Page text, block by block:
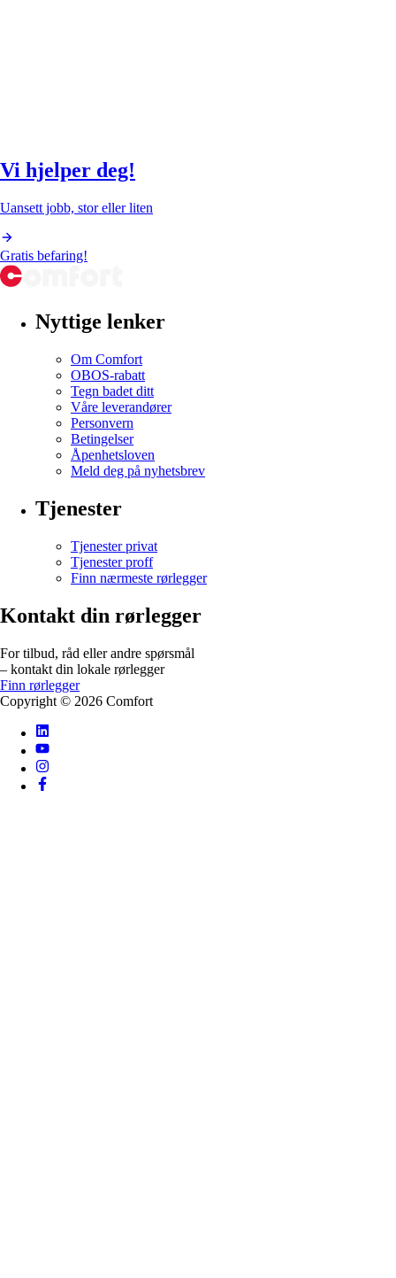
Vi hjelper deg!
Uansett jobb, stor eller liten
Gratis befaring!
Nyttige lenker
Om Comfort
OBOS-rabatt
Tegn badet ditt
Våre leverandører
Personvern
Betingelser
Åpenhetsloven
Meld deg på nyhetsbrev
Tjenester
Tjenester privat
Tjenester proff
Finn nærmeste rørlegger
Kontakt din rørlegger
For tilbud, råd eller andre spørsmål
– kontakt din lokale rørlegger
Finn rørlegger
Copyright © 2026 Comfort